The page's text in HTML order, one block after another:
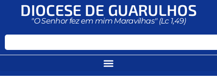
DIOCESE DE GUARULHOS
"O Senhor fez em mim Maravilhas" (Lc 1,49)